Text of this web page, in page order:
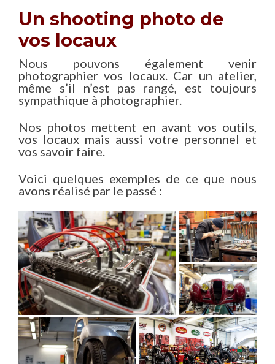
Un shooting photo de
vos locaux
Nous pouvons également venir
photographier vos locaux. Car un atelier,
même s’il n’est pas rangé, est toujours
sympathique à photographier.
Nos photos mettent en avant vos outils,
vos locaux mais aussi votre personnel et
vos savoir faire.
Voici quelques exemples de ce que nous
avons réalisé par le passé :